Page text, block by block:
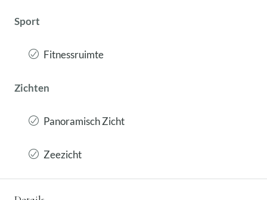
Sport
Fitnessruimte
Zichten
Panoramisch Zicht
Zeezicht